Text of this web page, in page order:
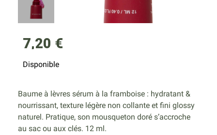
7,20 €
Disponible
Baume à lèvres sérum à la framboise : hydratant &
nourrissant, texture légère non collante et fini glossy
naturel. Pratique, son mousqueton doré s’accroche
au sac ou aux clés. 12 ml.